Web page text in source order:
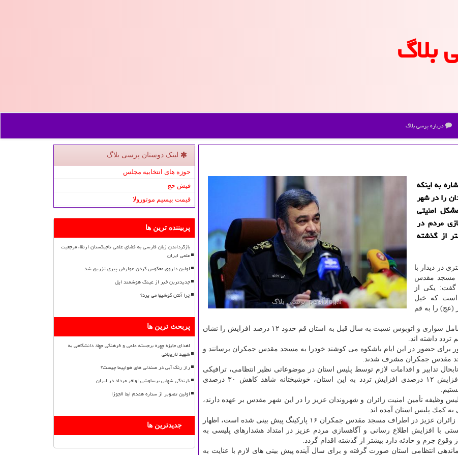
بلاگ
درباره پرسی بلاگ
به اینكه
را در شهر
امنیتی
مردم در
از گذشته
در دیدار با
مسجد مقدس
گفت: یكی از
است كه خیل
را به قم
فرمانده ناجا اشاره كرد: تردد خودروهای سبك و سنگین شامل سواری و اتوبوس نسبت به سال قبل به استان قم حدود ۱۲ درصد افزایش را نشان
برای حضور در این ایام باشكوه می كوشند خودرا به مسجد مقدس جمكران برسانند و
تدابیر و اقدامات لازم توسط پلیس استان در موضوعاتی نظیر انتظامی، ترافیكی
و... صورت گرفته كه همانطور كه اشاره شد با وجود افزایش ۱۲ درصدی افزایش تردد به این استان، خوشبختانه شاهد كاهش ۳۰ درصدی
با اشاره به اینكه ۵ هزار نیروی پلیس وظیفه تأمین امنیت زائران و شهروندان عزیز را در این شهر مقدس بر عهده دارند،
فرمانده ناجا با اشاره به اینكه برای تسهیل تردد خودروهای زائران عزیز در اطراف مسجد مقدس جمكران ۱۶ پاركینگ پیش بینی شده است، اظهار
با افزایش اطلاع رسانی و آگاهسازی مردم عزیز در امتداد هشدارهای پلیسی به
وقوع جرم و حادثه دارد بیشتر از گذشته اقدام گردد.
انتظامی استان صورت گرفته و برای سال آینده پیش بینی های لازم با عنایت به
لینک دوستان پرسی بلاگ
حوزه های انتخابیه مجلس
فیش حج
قیمت بیسیم موتورولا
پربیننده ترین ها
بازگرداندن زبان فارسی به فضای علمی تاجیکستان ارتقاء مرجعیت
علمی ایران
اولین داروی معکوس کردن عوارض پیری تزریق شد
جدیدترین خبر از عینک هوشمند اپل
چرا آنتن گوشیها می پرد؟
پربحث ترین ها
اهدای جایزه چهره برجسته علمی و فرهنگی جهاد دانشگاهی به
شهید لاریجانی
راز رنگ آبی در صندلی های هواپیما چیست؟
بارندگی شهابی برساوشی اواخر مرداد در ایران
اولین تصویر از ستاره همدم ابط الجوزا
جدیدترین ها